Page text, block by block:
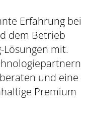
Erfahrung bei
dem Betrieb
mit.
und eine
Premium